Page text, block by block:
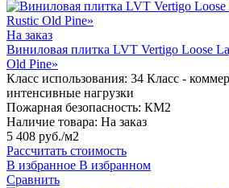
На заказ
Виниловая плитка LVT Vertigo Loose
Old Pine»
Класс использования: 34 Класс -
интенсивные нагрузки
Пожарная безопасность: КМ2
Наличие товара: На заказ
5 408 руб./м2
Рассчитать стоимость
В избранное В избранном
Сравнить